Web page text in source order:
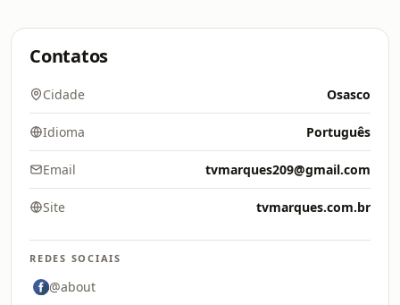
Contatos
Cidade Osasco
Idioma Português
Email tvmarques209@gmail.com
Site tvmarques.com.br
REDES SOCIAIS
@about